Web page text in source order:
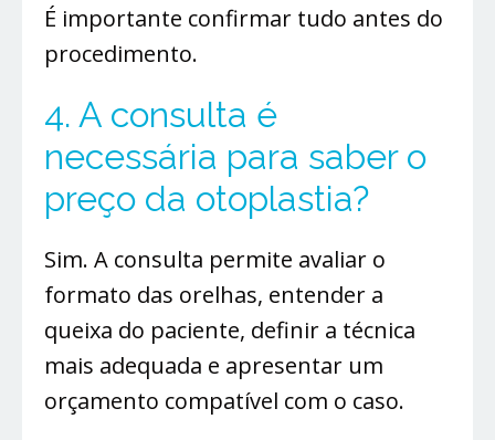
É importante confirmar tudo antes do
procedimento.
4. A consulta é
necessária para saber o
preço da otoplastia?
Sim. A consulta permite avaliar o
formato das orelhas, entender a
queixa do paciente, definir a técnica
mais adequada e apresentar um
orçamento compatível com o caso.